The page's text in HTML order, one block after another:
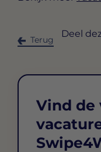
Terug
Deel
Vind de